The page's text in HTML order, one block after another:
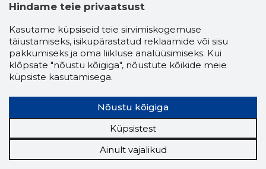
montaažitööd
peatöövõtu teostamine
masinate rent
liimpuit
montaazitööd
tootmis- ja laohooned
tööstushooned ja rajatised
spordihooned
volvo fh 8x4 hmf
transporditeenused
lahendused
kraana
välismaal
Hindame teie privaatsust
Kasutame küpsiseid teie sirvimiskogemuse
täiustamiseks, isikupärastatud reklaamide või sisu
pakkumiseks ja oma liikluse analüüsimiseks. Kui
klõpsate "nõustu kõigiga", nõustute kõikide meie
küpsiste kasutamisega.
Nõustu kõigiga
Küpsistest
Ainult vajalikud